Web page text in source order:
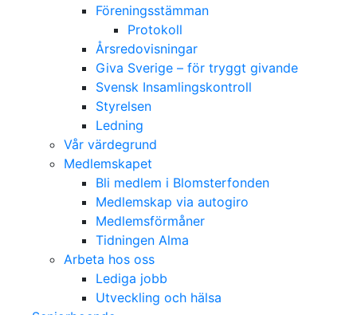
Föreningsstämman
Protokoll
Årsredovisningar
Giva Sverige – för tryggt givande
Svensk Insamlingskontroll
Styrelsen
Ledning
Vår värdegrund
Medlemskapet
Bli medlem i Blomsterfonden
Medlemskap via autogiro
Medlemsförmåner
Tidningen Alma
Arbeta hos oss
Lediga jobb
Utveckling och hälsa